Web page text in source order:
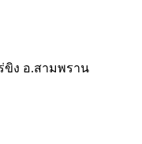
ขิง อ.สามพราน